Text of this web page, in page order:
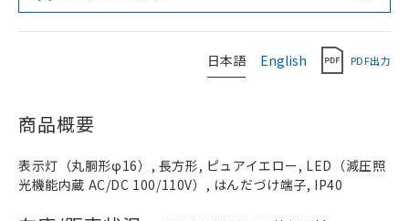
日本語 English PDF出力
商品概要
表示灯（丸胴形φ16）, 長方形, ピュアイエロー, LED（減圧照
光機能内蔵 AC/DC 100/110V）, はんだづけ端子, IP40